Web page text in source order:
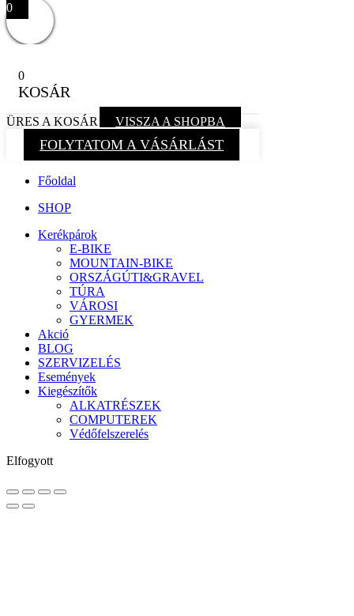
0
0
KOSÁR
ÜRES A KOSÁR VISSZA A SHOPBA
FOLYTATOM A VÁSÁRLÁST
Főoldal
SHOP
Kerékpárok
E-BIKE
MOUNTAIN-BIKE
ORSZÁGÚTI&GRAVEL
TÚRA
VÁROSI
GYERMEK
Akció
BLOG
SZERVIZELÉS
Események
Kiegészítők
ALKATRÉSZEK
COMPUTEREK
Védőfelszerelés
Elfogyott